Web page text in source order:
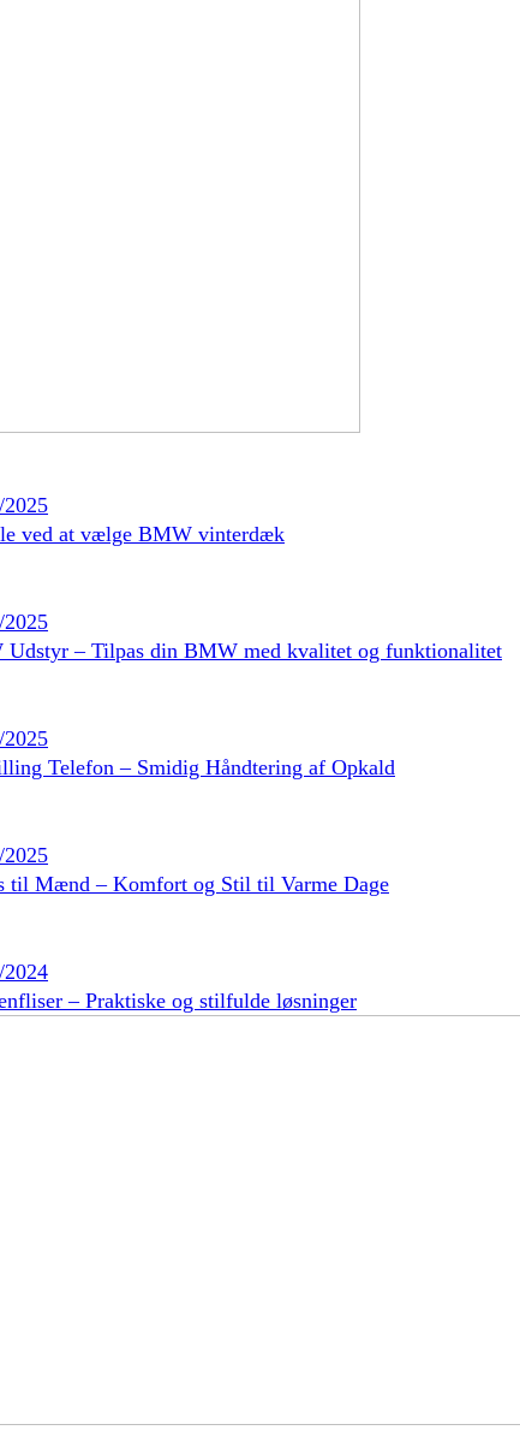
ved at vælge BMW vinterdæk
Udstyr – Tilpas din BMW med kvalitet og funktionalitet
Telefon – Smidig Håndtering af Opkald
til Mænd – Komfort og Stil til Varme Dage
– Praktiske og stilfulde løsninger